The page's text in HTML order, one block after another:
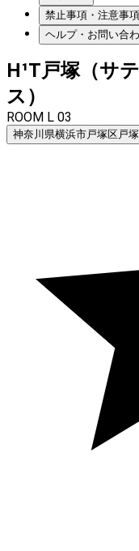
禁止事項・注意事項
ヘルプ・お問い合
H¹T戸塚（サ
ス）
ROOM L 03
神奈川県横浜市戸塚区戸